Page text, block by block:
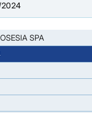
SPA